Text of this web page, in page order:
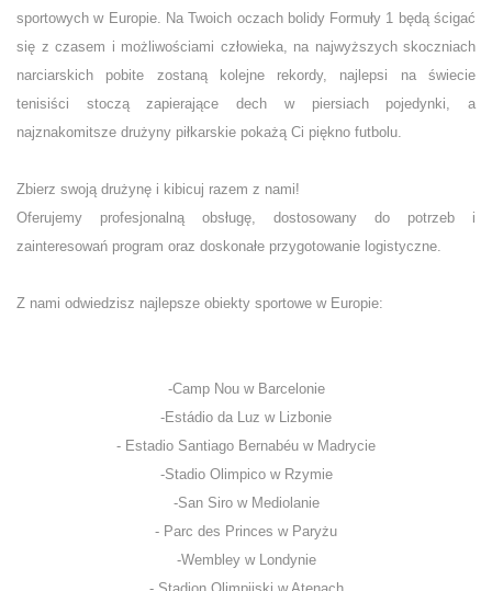
sportowych w Europie. Na Twoich oczach bolidy Formuły 1 będą ścigać
się z czasem i możliwościami człowieka, na najwyższych skoczniach
narciarskich pobite zostaną kolejne rekordy, najlepsi na świecie
tenisiści stoczą zapierające dech w piersiach pojedynki, a
najznakomitsze drużyny piłkarskie pokażą Ci piękno futbolu.
Zbierz swoją drużynę i kibicuj razem z nami!
Oferujemy profesjonalną obsługę, dostosowany do potrzeb i
zainteresowań program oraz doskonałe przygotowanie logistyczne.
Z nami odwiedzisz najlepsze obiekty sportowe w Europie:
-Camp Nou w Barcelonie
-Estádio da Luz w Lizbonie
- Estadio Santiago Bernabéu w Madrycie
-Stadio Olimpico w Rzymie
-San Siro w Mediolanie
- Parc des Princes w Paryżu
-Wembley w Londynie